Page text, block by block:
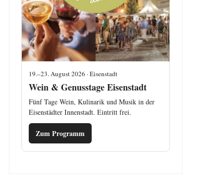
19.–23. August 2026 · Eisenstadt
Wein & Genusstage Eisenstadt
Fünf Tage Wein, Kulinarik und Musik in der
Eisenstädter Innenstadt. Eintritt frei.
Zum Programm